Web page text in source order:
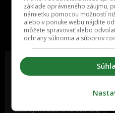
One time
slovenskom
najzabávnejšie
sociálnych sieťach a nakopni svoj
základe oprávneného záujmu,
námietku pomocou možností
alebo v ponuke webu nájdite
môžete spravovať alebo
ochrany súkromia a súborov